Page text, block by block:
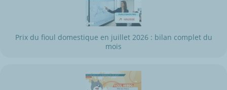
Prix du fioul domestique en juillet 2026 : bilan complet du
mois